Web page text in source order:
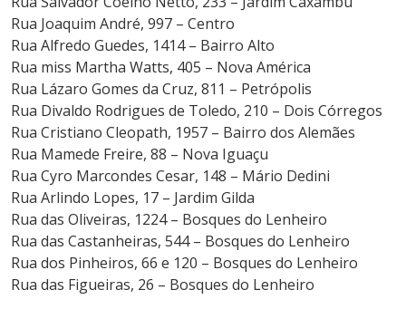
Rua Joaquim André, 997 – Centro
Rua Alfredo Guedes, 1414 – Bairro Alto
Rua miss Martha Watts, 405 – Nova América
Rua Lázaro Gomes da Cruz, 811 – Petrópolis
Rua Divaldo Rodrigues de Toledo, 210 – Dois Córregos
Rua Cristiano Cleopath, 1957 – Bairro dos Alemães
Rua Mamede Freire, 88 – Nova Iguaçu
Rua Cyro Marcondes Cesar, 148 – Mário Dedini
Rua Arlindo Lopes, 17 – Jardim Gilda
Rua das Oliveiras, 1224 – Bosques do Lenheiro
Rua das Castanheiras, 544 – Bosques do Lenheiro
Rua dos Pinheiros, 66 e 120 – Bosques do Lenheiro
Rua das Figueiras, 26 – Bosques do Lenheiro